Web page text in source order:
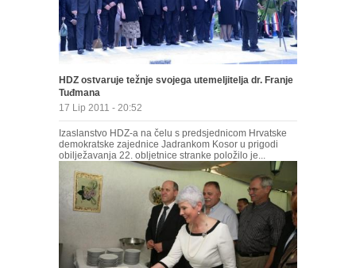
HDZ ostvaruje težnje svojega utemeljitelja dr. Franje
Tuđmana
17 Lip 2011 - 20:52
Izaslanstvo HDZ-a na čelu s predsjednicom Hrvatske
demokratske zajednice Jadrankom Kosor u prigodi
obilježavanja 22. obljetnice stranke položilo je...